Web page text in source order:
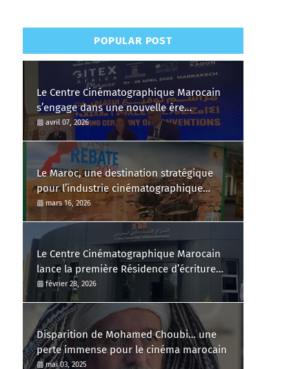
POPULAR POST
Le Centre Cinématographique Marocain
s’engage dans une nouvelle ère
numérique
avril 07, 2026
Le Maroc, une destination stratégique
pour l’industrie cinématographique
mondiale
mars 16, 2026
Le Centre Cinématographique Marocain
lance la première Résidence d’écriture
de courts métrages et dévoile les projets
sélectionnés
février 28, 2026
Disparition de Mohamed Choubi… une
perte immense pour le cinéma marocain
mai 03, 2025